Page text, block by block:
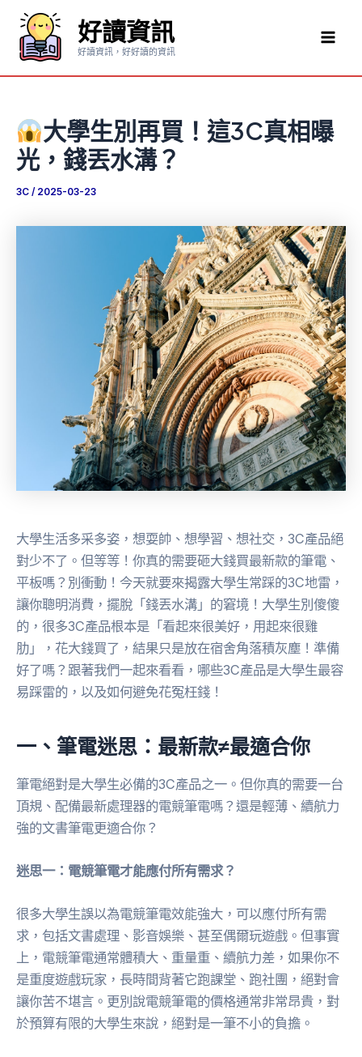
要
好讀資訊
好讀資訊，好好讀的資訊
大學生別再買！這3C真相曝
光，錢丟水溝？
3C / 2025-03-23
大學生活多采多姿，想耍帥、想學習、想社交，3C產品絕
對少不了。但等等！你真的需要砸大錢買最新款的筆電、
平板嗎？別衝動！今天就要來揭露大學生常踩的3C地雷，
讓你聰明消費，擺脫「錢丟水溝」的窘境！大學生別傻傻
的，很多3C產品根本是「看起來很美好，用起來很雞
肋」，花大錢買了，結果只是放在宿舍角落積灰塵！準備
好了嗎？跟著我們一起來看看，哪些3C產品是大學生最容
易踩雷的，以及如何避免花冤枉錢！
一、筆電迷思：最新款≠最適合你
筆電絕對是大學生必備的3C產品之一。但你真的需要一台
頂規、配備最新處理器的電競筆電嗎？還是輕薄、續航力
強的文書筆電更適合你？
迷思一：電競筆電才能應付所有需求？
很多大學生誤以為電競筆電效能強大，可以應付所有需
求，包括文書處理、影音娛樂、甚至偶爾玩遊戲。但事實
上，電競筆電通常體積大、重量重、續航力差，如果你不
是重度遊戲玩家，長時間背著它跑課堂、跑社團，絕對會
讓你苦不堪言。更別說電競筆電的價格通常非常昂貴，對
於預算有限的大學生來說，絕對是一筆不小的負擔。